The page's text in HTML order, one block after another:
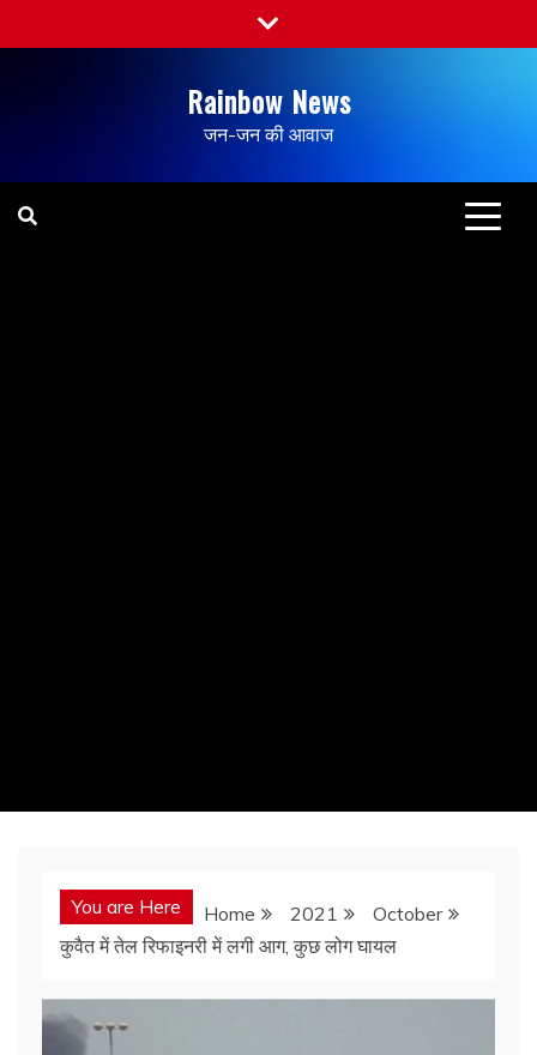
Rainbow News
जन-जन की आवाज
You are Here Home 2021
October
कुवैत में तेल रिफाइनरी में लगी आग, कुछ लोग घायल